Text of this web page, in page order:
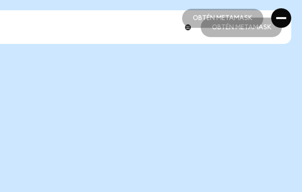
OBTÉN METAMASK
OBTÉN METAMASK
OBTÉN METAMASK